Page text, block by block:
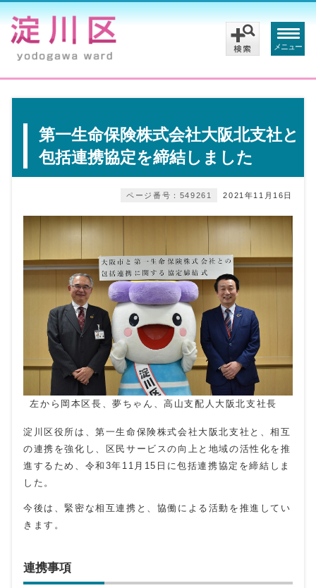
メニュー
第一生命保険株式会社大阪北支社と
包括連携協定を締結しました
2021年11月16日
ページ番号：549261
左から岡本区長、夢ちゃん、高山支配人大阪北支社長
淀川区役所は、第一生命保険株式会社大阪北支社と、相互
の連携を強化し、区民サービスの向上と地域の活性化を推
進するため、令和3年11月15日に包括連携協定を締結しま
した。
今後は、緊密な相互連携と、協働による活動を推進してい
きます。
連携事項